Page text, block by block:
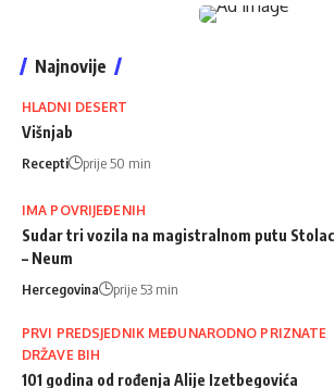
Najnovije
HLADNI DESERT
Višnjab
Recepti prije 50 min
IMA POVRIJEĐENIH
Sudar tri vozila na magistralnom putu Stolac
– Neum
Hercegovina prije 53 min
PRVI PREDSJEDNIK MEĐUNARODNO PRIZNATE
DRŽAVE BIH
101 godina od rođenja Alije Izetbegovića